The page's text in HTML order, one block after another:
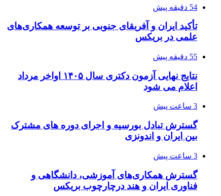
54 دقیقه پیش
تأکید ایران و آفریقای جنوبی بر توسعه همکاری‌های
علمی در بریکس
55 دقیقه پیش
نتایج نهایی آزمون دکتری سال ۱۴۰۵ اواخر مرداد
اعلام می شود
3 ساعت پیش
گسترش تبادل بورسیه و اجرای دوره های مشترک
بین ایران و اندونزی
3 ساعت پیش
گسترش همکاری‌های آموزشی، دانشگاهی و
فناوری ایران و هند درچارچوب بریکس